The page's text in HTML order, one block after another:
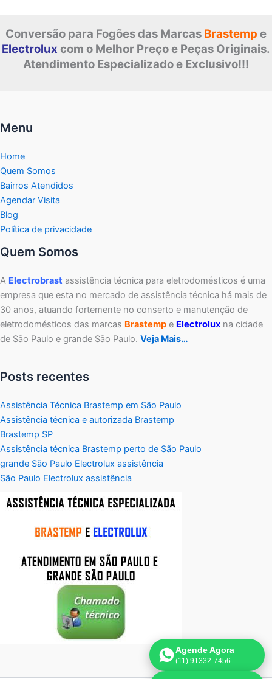
Conversão para Fogões das Marcas Brastemp e
Electrolux com o Melhor Preço e Peças Originais.
Atendimento Especializado e Exclusivo!!!
Menu
Home
Quem Somos
Bairros Atendidos
Agendar Visita
Blog
Política de privacidade
Quem Somos
A Electrobrast assistência técnica para eletrodomésticos é uma
empresa que esta no mercado de assistência técnica há mais de
30 anos, atuando fortemente no conserto e manutenção de
eletrodomésticos das marcas Brastemp e Electrolux na cidade
de São Paulo e grande São Paulo. Veja Mais…
Posts recentes
Assistência Técnica Brastemp em São Paulo
Assistência técnica e autorizada Brastemp
Brastemp SP
Assistência técnica Brastemp perto de São Paulo
grande São Paulo Electrolux assistência
São Paulo Electrolux assistência
Agende Agora
(11) 91332-7456